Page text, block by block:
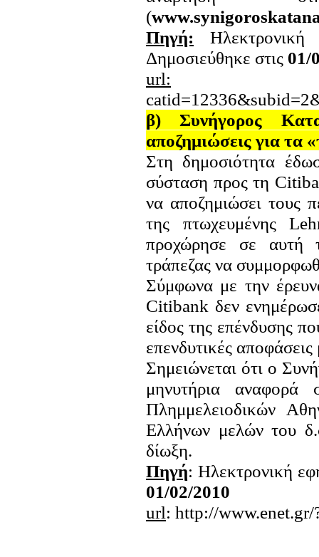
(
Πηγή:
Δημοσιεύθηκε στις 01/
url:
β) Συνήγορος
αποζημιώσεις για τα
Στη δημοσιότητα
σύσταση προς τη
να αποζημιώσει τους
της πτωχευμένης
προχώρησε σε αυτή
τράπεζας να
Σύμφωνα με την
Citibank δεν
είδος της επένδυσης
επενδυτικές
Σημειώνεται ότι ο
μηνυτήρια αναφορά
Πλημμελειοδικών
Ελλήνων μελών του
δίωξη.
Πηγή: Ηλεκτρονική
01/02/2010
url: http://